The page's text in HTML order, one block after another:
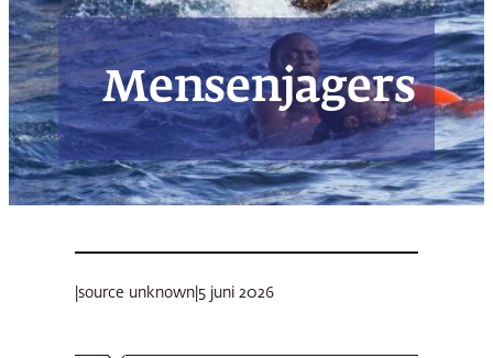
Mensenjagers
source unknown 5 juni 2026